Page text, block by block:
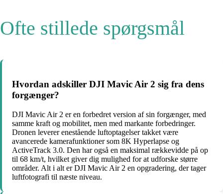
Ofte stillede spørgsmål
Hvordan adskiller DJI Mavic Air 2 sig fra dens
forgænger?
DJI Mavic Air 2 er en forbedret version af sin forgænger, med
samme kraft og mobilitet, men med markante forbedringer.
Dronen leverer enestående luftoptagelser takket være
avancerede kamerafunktioner som 8K Hyperlapse og
ActiveTrack 3.0. Den har også en maksimal rækkevidde på op
til 68 km/t, hvilket giver dig mulighed for at udforske større
områder. Alt i alt er DJI Mavic Air 2 en opgradering, der tager
luftfotografi til næste niveau.